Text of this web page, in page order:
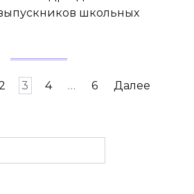
школьных
3 4 … 6 Далее